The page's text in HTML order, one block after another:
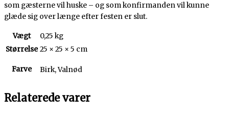
som gæsterne vil huske – og som konfirmanden vil kunne
glæde sig over længe efter festen er slut.
Vægt
0,25 kg
Størrelse 25 × 25 × 5 cm
Farve Birk, Valnød
Relaterede varer